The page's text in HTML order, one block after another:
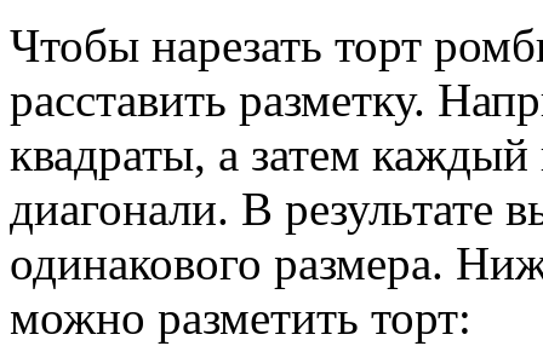
Чтобы нарезать торт
расставить разметку.
квадраты, а затем каждый
диагонали. В результате
одинакового размера.
можно разметить торт: